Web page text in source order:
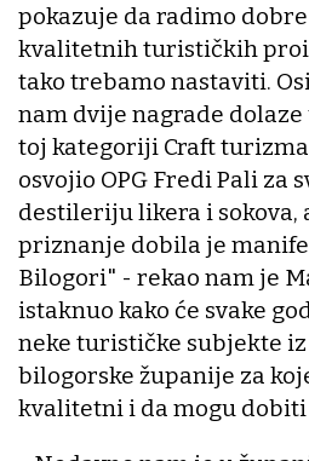
pokazuje da radimo
kvalitetnih turističkih
tako trebamo nastaviti.
nam dvije nagrade
toj kategoriji Craft
osvojio OPG Fredi Pali za
destileriju likera i sokova,
priznanje dobila je
Bilogori" - rekao nam je
istaknuo kako će svake
neke turističke subjekte
bilogorske županije za
kvalitetni i da mogu dobiti